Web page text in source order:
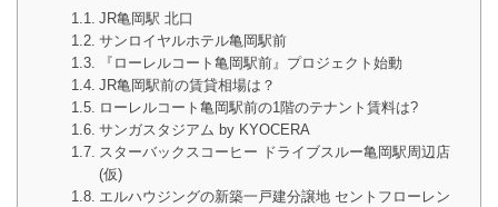
JR亀岡駅 北口
サンロイヤルホテル亀岡駅前
『ローレルコート亀岡駅前』プロジェクト始動
JR亀岡駅前の賃貸相場は？
ローレルコート亀岡駅前の1階のテナント賃料は?
サンガスタジアム by KYOCERA
スターバックスコーヒー ドライブスルー亀岡駅周辺店
(仮)
エルハウジングの新築一戸建分譲地 セントフローレン